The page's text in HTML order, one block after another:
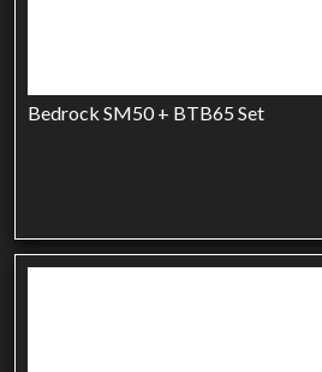
Bedrock SM50 + BTB65 Set